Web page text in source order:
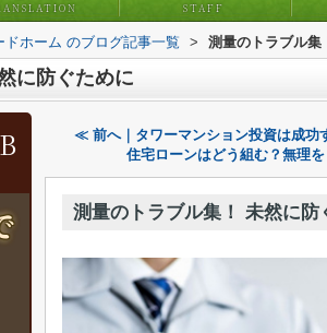
STAFF
ドホーム のブログ記事一覧 > 測量のトラブル集
に防ぐために
≪ 前へ｜タワーマンション投資は成功
住宅ローンはどう組む？無理
測量のトラブル集！ 未然に防